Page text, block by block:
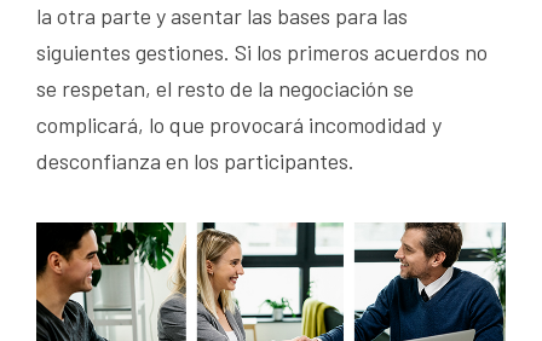
la otra parte y asentar las bases para las
siguientes gestiones. Si los primeros acuerdos no
se respetan, el resto de la negociación se
complicará, lo que provocará incomodidad y
desconfianza en los participantes.